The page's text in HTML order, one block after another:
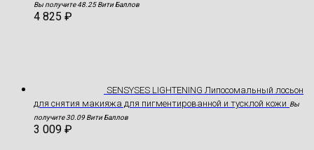
Вы получите 48.25 Вити Баллов
4 825 ₽
SENSYSES LIGHTENING Липосомальный лосьон
для снятия макияжа для пигментированной и тусклой кожи Вы
получите 30.09 Вити Баллов
3 009 ₽